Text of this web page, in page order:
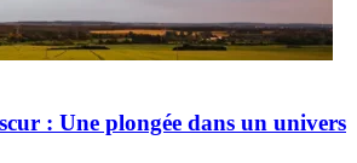
: Une plongée dans un univers